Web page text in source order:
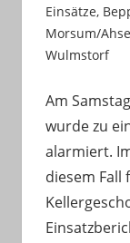
Einsätze,
Morsum/
Wulmstorf
Am
wurde zu
alarmiert.
diesem Fall